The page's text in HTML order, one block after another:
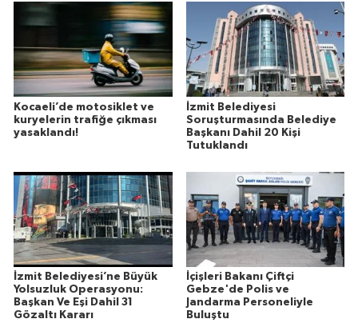
Kocaeli’de motosiklet ve
kuryelerin trafiğe çıkması
yasaklandı!
İzmit Belediyesi
Soruşturmasında Belediye
Başkanı Dahil 20 Kişi
Tutuklandı
İzmit Belediyesi’ne Büyük
Yolsuzluk Operasyonu:
Başkan Ve Eşi Dahil 31
Gözaltı Kararı
İçişleri Bakanı Çiftçi
Gebze'de Polis ve
Jandarma Personeliyle
Buluştu